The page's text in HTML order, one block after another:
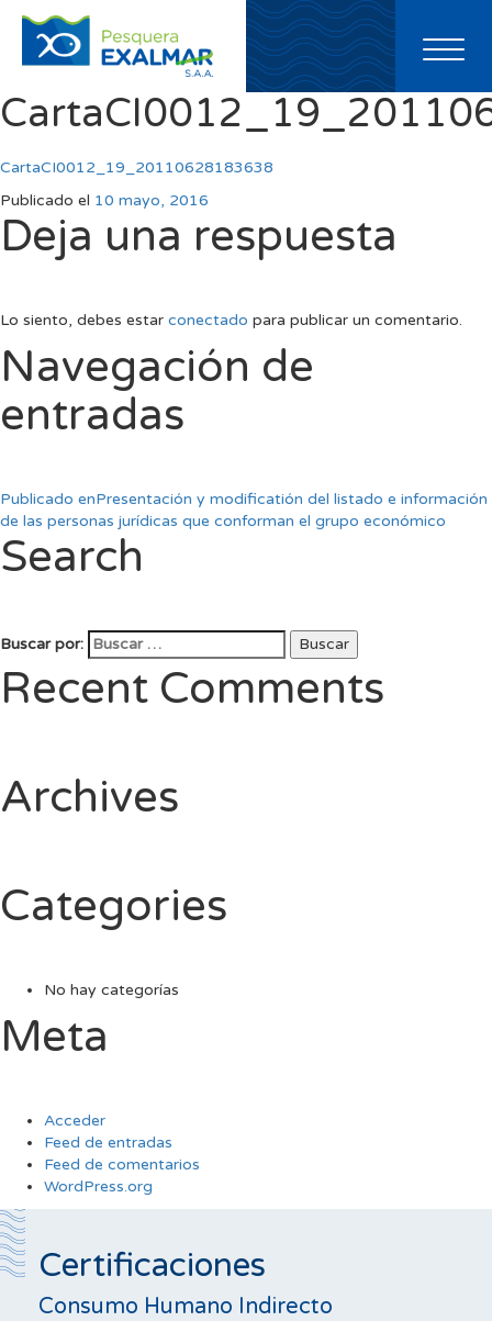
Toggle
CartaCI0012_19_20110628183638
Publicado el 10 mayo, 2016
Deja una respuesta
Lo siento, debes estar conectado para publicar un comentario.
Navegación de
entradas
Publicado enPresentación y modificatión del listado e información
de las personas jurídicas que conforman el grupo económico
Search
Buscar por: Buscar
Recent Comments
Archives
Categories
No hay categorías
Meta
Acceder
Feed de entradas
Feed de comentarios
WordPress.org
Certificaciones
Consumo Humano Indirecto